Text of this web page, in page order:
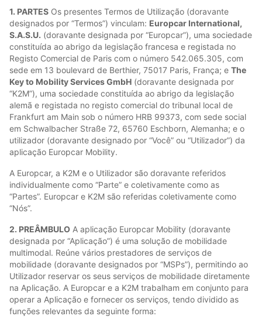
1. PARTES Os presentes Termos de Utilização (doravante
designados por “Termos”) vinculam: Europcar International,
S.A.S.U. (doravante designada por “Europcar”), uma sociedade
constituída ao abrigo da legislação francesa e registada no
Registo Comercial de Paris com o número 542.065.305, com
sede em 13 boulevard de Berthier, 75017 Paris, França; e The
Key to Mobility Services GmbH (doravante designada por
“K2M”), uma sociedade constituída ao abrigo da legislação
alemã e registada no registo comercial do tribunal local de
Frankfurt am Main sob o número HRB 99373, com sede social
em Schwalbacher Straße 72, 65760 Eschborn, Alemanha; e o
utilizador (doravante designado por “Você” ou “Utilizador”) da
aplicação Europcar Mobility.
A Europcar, a K2M e o Utilizador são doravante referidos
individualmente como “Parte” e coletivamente como as
“Partes”. Europcar e K2M são referidas coletivamente como
“Nós”.
2. PREÂMBULO A aplicação Europcar Mobility (doravante
designada por “Aplicação”) é uma solução de mobilidade
multimodal. Reúne vários prestadores de serviços de
mobilidade (doravante designados por “MSPs”), permitindo ao
Utilizador reservar os seus serviços de mobilidade diretamente
na Aplicação. A Europcar e a K2M trabalham em conjunto para
operar a Aplicação e fornecer os serviços, tendo dividido as
funções relevantes da seguinte forma: